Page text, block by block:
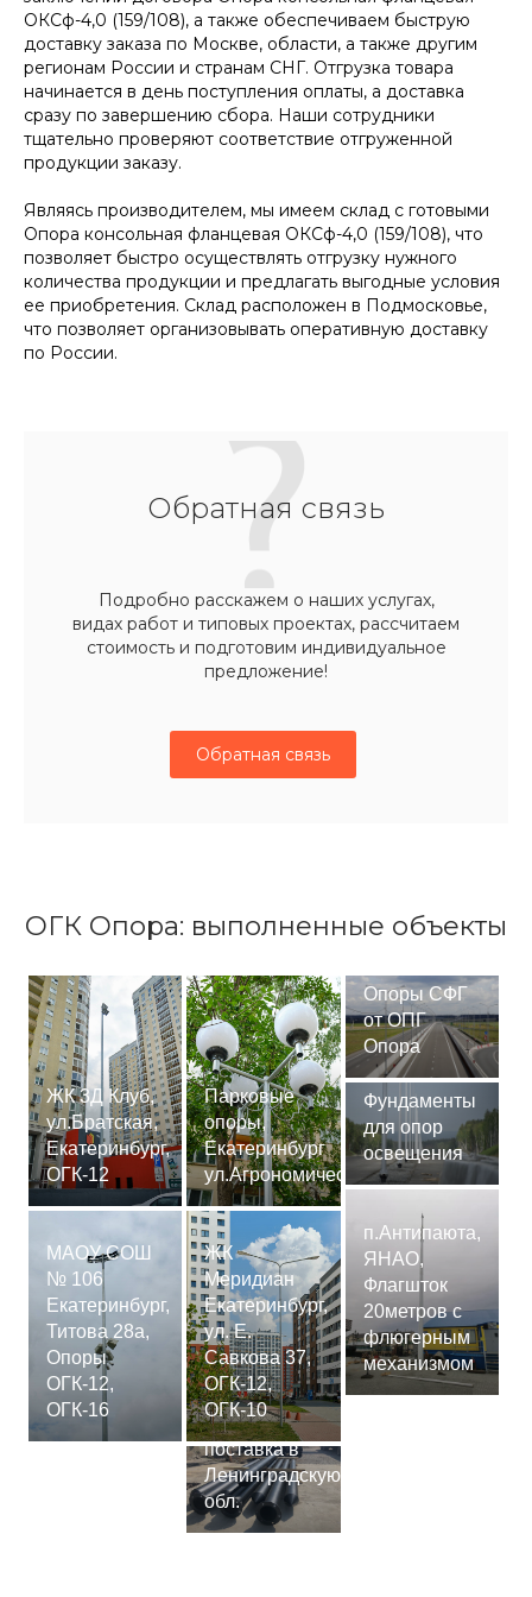
ОКСф-4,0 (159/108), а также обеспечиваем быструю
доставку заказа по Москве, области, а также другим
регионам России и странам СНГ. Отгрузка товара
начинается в день поступления оплаты, а доставка
сразу по завершению сбора. Наши сотрудники
тщательно проверяют соответствие отгруженной
продукции заказу.
Являясь производителем, мы имеем склад с готовыми
Опора консольная фланцевая ОКСф-4,0 (159/108), что
позволяет быстро осуществлять отгрузку нужного
количества продукции и предлагать выгодные условия
ее приобретения. Склад расположен в Подмосковье,
что позволяет организовывать оперативную доставку
по России.
Обратная связь
Подробно расскажем о наших услугах,
видах работ и типовых проектах, рассчитаем
стоимость и подготовим индивидуальное
предложение!
Обратная связь
ОГК Опора: выполненные объекты
ЖК 3Д Клуб,
ул.Братская,
Екатеринбург,
ОГК-12
МАОУ СОШ
№ 106
Екатеринбург,
Титова 28а,
Опоры
ОГК-12,
ОГК-16
Парковые
опоры,
Екатеринбург
ул.Агрономическая
ЖК
Меридиан
Екатеринбург,
ул. Е.
Савкова 37,
ОГК-12,
ОГК-10
Сваи
СМ-7,75м,
поставка в
Ленинградскую
обл.
Опоры СФГ
от ОПГ
Опора
Фундаменты
для опор
освещения
п.Антипаюта,
ЯНАО,
Флагшток
20метров с
флюгерным
механизмом